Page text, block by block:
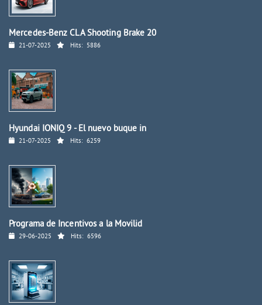
Mercedes-Benz CLA Shooting Brake 20
21-07-2025 Hits: 5886
Hyundai IONIQ 9 - El nuevo buque in
21-07-2025 Hits: 6259
Programa de Incentivos a la Movilid
29-06-2025 Hits: 6596